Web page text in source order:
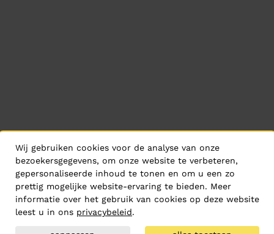
Wij gebruiken cookies voor de analyse van onze
bezoekersgegevens, om onze website te verbeteren,
gepersonaliseerde inhoud te tonen en om u een zo
prettig mogelijke website-ervaring te bieden. Meer
informatie over het gebruik van cookies op deze website
leest u in ons privacybeleid.